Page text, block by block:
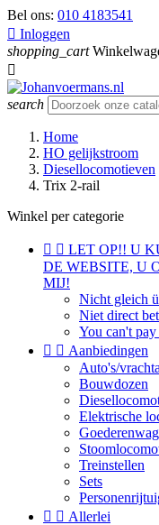
Bel ons: 010 4183541
 Inloggen
shopping_cart

search
Home
HO gelijkstroom
Diesellocomotieven
Trix 2-rail
Winkel per categorie
  LET OP!! U
DE WEBSITE, U
MIJ!
Nicht gleich
Niet direct
You can't
  Aanbiedingen
Auto's/
Bouwdozen
Elektrische
Treinstellen
Sets
  Allerlei